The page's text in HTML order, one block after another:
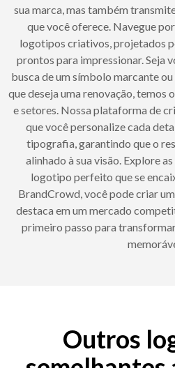
sua marca, mas também
que você oferece. Navegue
logotipos criativos, projetados
prontos para impressionar. Seja
busca de um símbolo marcante
que deseja uma renovação, temos
e setores. Nossa plataforma de
que você personalize cada
tipografia, garantindo que o
alinhado à sua visão. Explore
logotipo perfeito que se
BrandCrowd, você pode criar
destaca em um mercado
primeiro passo para
Outros